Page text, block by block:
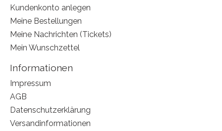
Kundenkonto anlegen
Meine Bestellungen
Meine Nachrichten (Tickets)
Mein Wunschzettel
Informationen
Impressum
AGB
Datenschutzerklärung
Versandinformationen